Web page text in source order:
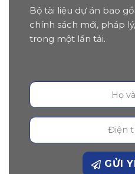
Bộ tài liệu dự án bao
chính sách mới, pháp
trong một lần tải.
GỬI